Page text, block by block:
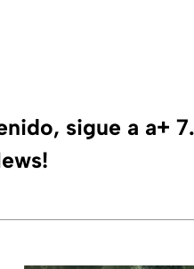
sigue a a+